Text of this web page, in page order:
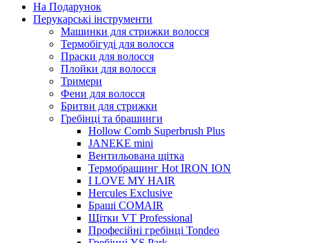
На Подарунок
Перукарські інструменти
Машинки для стрижки волосся
Термобігуді для волосся
Праски для волосся
Плойки для волосся
Тримери
Фени для волосся
Бритви для стрижки
Гребінці та брашинги
Hollow Comb Superbrush Plus
JANEKE mini
Вентильована щітка
Термобрашинг Hot IRON ION
I LOVE MY HAIR
Hercules Exclusive
Браші COMAIR
Щітки VT Professional
Професійні гребінці Tondeo